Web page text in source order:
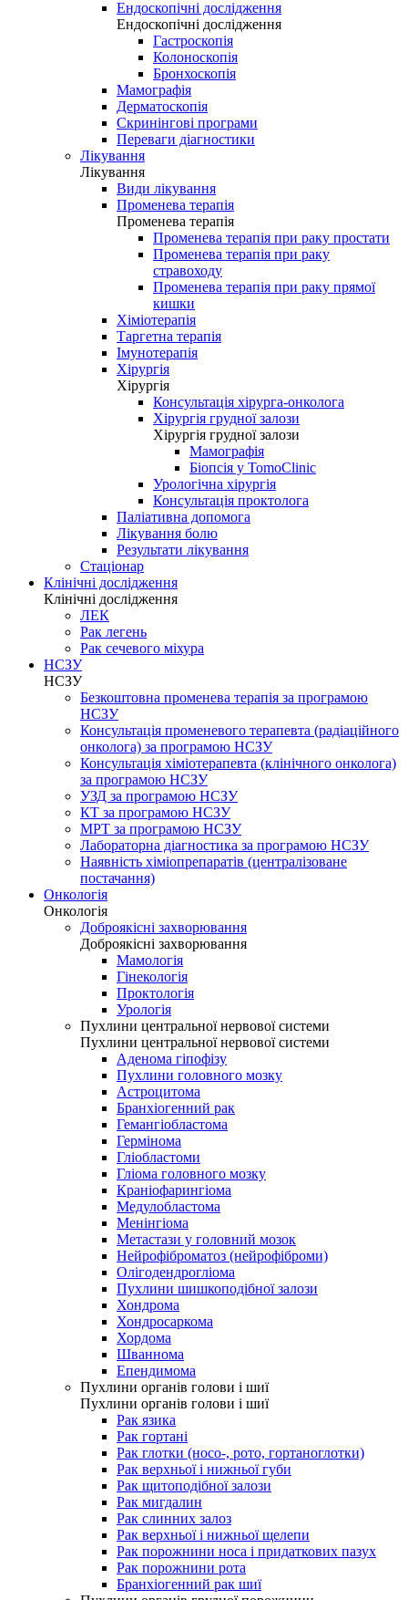
Ендоскопічні дослідження
Ендоскопічні дослідження
Гастроскопія
Колоноскопія
Бронхоскопія
Мамографія
Дерматоскопія
Скринінгові програми
Переваги діагностики
Лікування
Лікування
Види лікування
Променева терапія
Променева терапія
Променева терапія при раку простати
Променева терапія при раку
стравоходу
Променева терапія при раку прямої
кишки
Хіміотерапія
Таргетна терапія
Імунотерапія
Хірургія
Хірургія
Консультація хірурга-онколога
Хірургія грудної залози
Хірургія грудної залози
Мамографія
Біопсія у TomoClinic
Урологічна хірургія
Консультація проктолога
Паліативна допомога
Лікування болю
Результати лікування
Стаціонар
Клінічні дослідження
Клінічні дослідження
ЛЕК
Рак легень
Рак сечевого міхура
НСЗУ
НСЗУ
Безкоштовна променева терапія за програмою
НСЗУ
Консультація променевого терапевта (радіаційного
онколога) за програмою НСЗУ
Консультація хіміотерапевта (клінічного онколога)
за програмою НСЗУ
УЗД за програмою НСЗУ
КТ за програмою НСЗУ
МРТ за програмою НСЗУ
Лабораторна діагностика за програмою НСЗУ
Наявність хіміопрепаратів (централізоване
постачання)
Онкологія
Онкологія
Доброякісні захворювання
Доброякісні захворювання
Мамологія
Гінекологія
Проктологія
Урологія
Пухлини центральної нервової системи
Пухлини центральної нервової системи
Аденома гіпофізу
Пухлини головного мозку
Астроцитома
Бранхіогенний рак
Гемангіобластома
Гермінома
Гліобластоми
Гліома головного мозку
Краніофарингіома
Медулобластома
Менінгіома
Метастази у головний мозок
Нейрофіброматоз (нейрофіброми)
Олігодендрогліома
Пухлини шишкоподібної залози
Хондрома
Хондросаркома
Хордома
Шваннома
Епендимома
Пухлини органів голови і шиї
Пухлини органів голови і шиї
Рак язика
Рак гортані
Рак глотки (носо-, рото, гортаноглотки)
Рак верхньої і нижньої губи
Рак щитоподібної залози
Рак мигдалин
Рак слинних залоз
Рак верхньої і нижньої щелепи
Рак порожнини носа і придаткових пазух
Рак порожнини рота
Бранхіогенний рак шиї